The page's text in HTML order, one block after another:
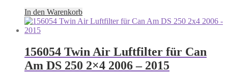
In den Warenkorb
156054 Twin Air Luftfilter für Can
Am DS 250 2×4 2006 – 2015